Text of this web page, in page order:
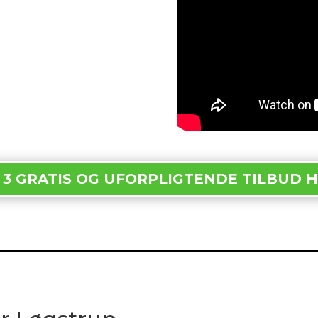
3 GRATIS OG UFORPLIGTENDE TILBUD